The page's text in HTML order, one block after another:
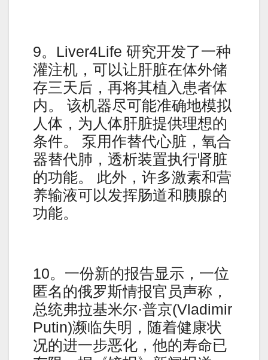
9。Liver4Life 研究开发了一种
灌注机，可以让肝脏在体外储
存三天后，再将其植入患者体
内。 该机器尽可能准确地模拟
人体，为人体肝脏提供理想的
条件。 泵用作替代心脏，氧合
器替代肺，透析装置执行肾脏
的功能。 此外，许多激素和营
养输液可以发挥肠道和胰腺的
功能。
10。一份新的报告显示，一位
匿名的俄罗斯情报官员声称，
总统弗拉基米尔·普京(Vladimir
Putin)濒临失明，随着健康状
况的进一步恶化，他的寿命已